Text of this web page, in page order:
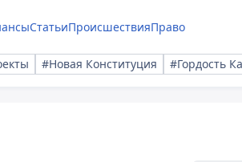
СтатьиПроисшествияПраво
#Новая Конституция #Гордость